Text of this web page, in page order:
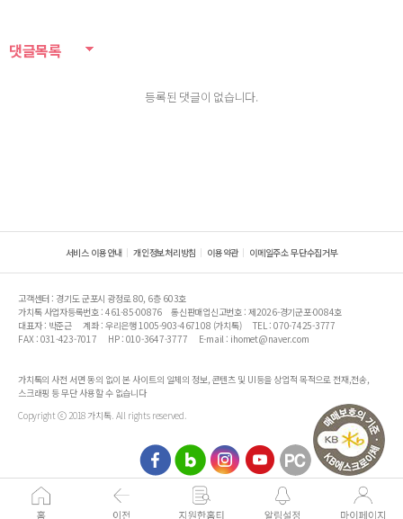
댓글목록
등록된 댓글이 없습니다.
서비스 이용안내 개인정보처리방침 이용약관 이메일주소 무단수집거부
고객센터 : 경기도 군포시 광정로 80, 6층 603호
가치톡 사업자등록번호 : 461-85-00876
통신판매업신고번호 : 제2026-경기군포-0084호
대표자 : 박준근
계좌 : 우리은행 1005-903-467108 (가치톡)
TEL : 070-7425-3777
FAX : 031-423-7017
HP : 010-3647-3777 E-mail : ihomet@naver.com
가치톡의 사전 서면 동의 없이 본 사이트의 일체의 정보, 콘텐츠 및 UI등을 상업적 목적으로 전재,전송,
스크래핑 등 무단 사용할 수 없습니다
Copyright ⓒ 2018 가치톡. All rights reserved.